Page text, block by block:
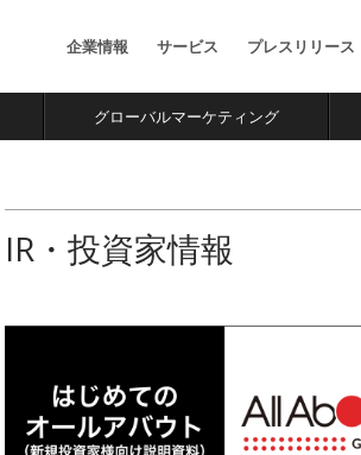
企業情報 サービス プレスリリース
ービスの紹介メディア
グローバルマーケティング
ント施策支援チーム
IR・投資家情報